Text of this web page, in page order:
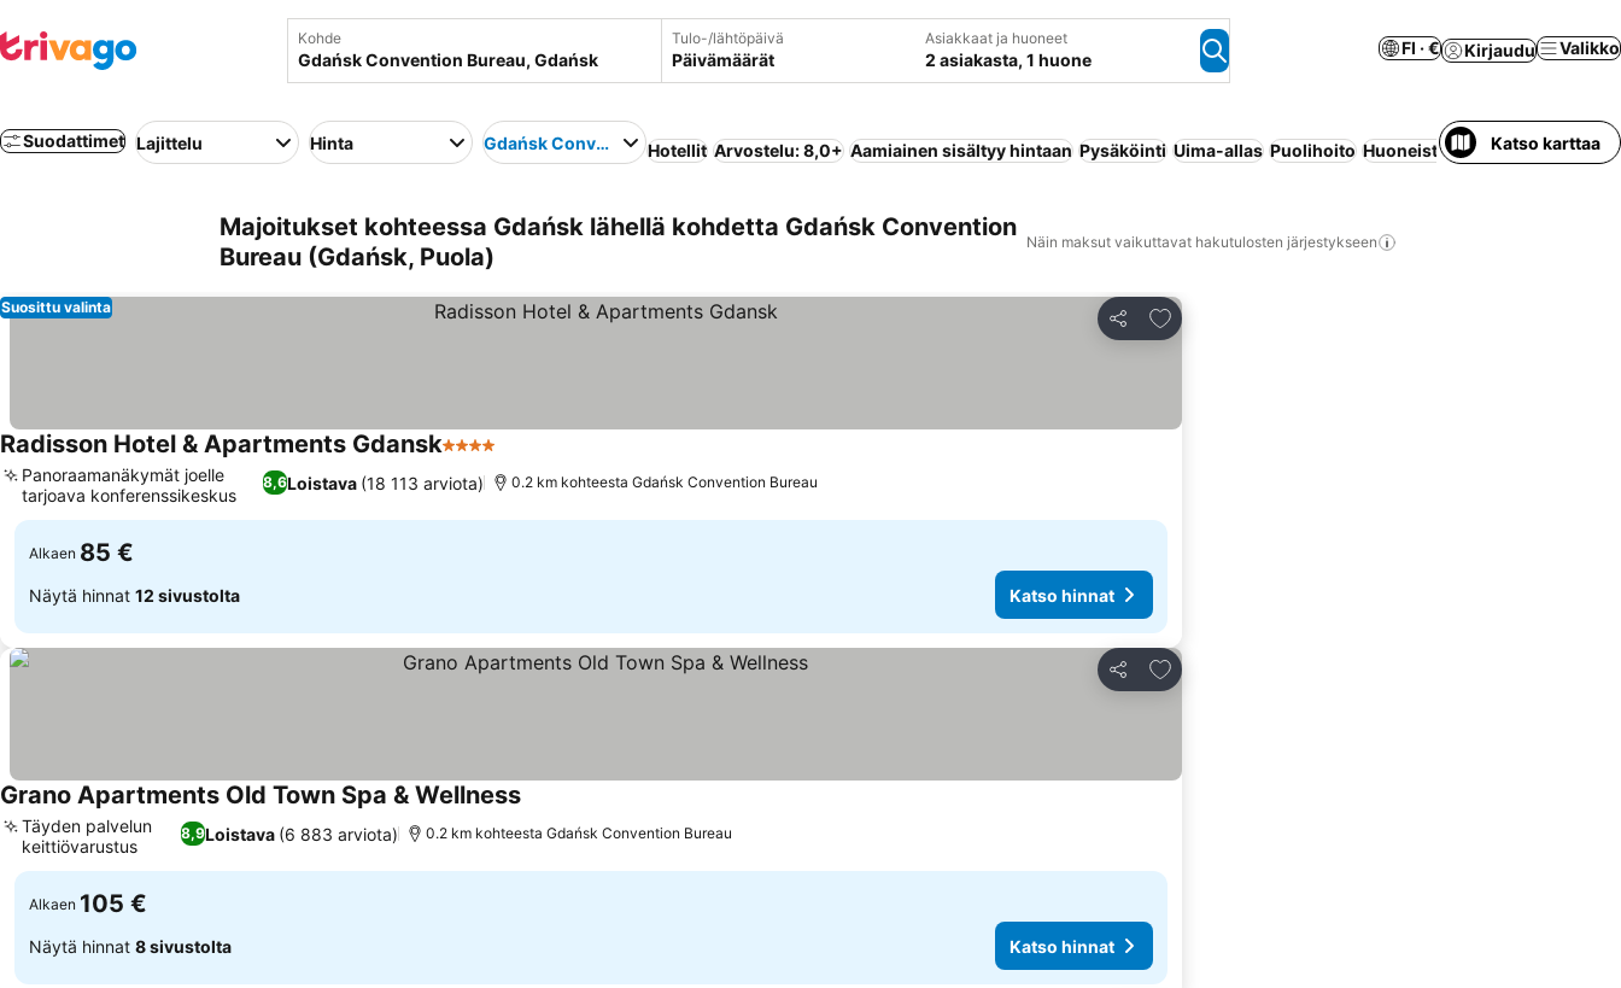
Kohde Tulo-/lähtöpäivä
Päivämäärät
Asiakkaat ja huoneet
2 asiakasta, 1 huone
FI · € Kirjaudu Valikko
Suodattimet Lajittelu Hinta Gdańsk Convention Bureau
Hotellit Arvostelu: 8,0+ Aamiainen sisältyy hintaan Pysäköinti Uima-allas Puolihoito Huoneisto palveluillaKatso karttaa
Majoitukset kohteessa Gdańsk lähellä kohdetta Gdańsk Convention
Bureau (Gdańsk, Puola)
Näin maksut vaikuttavat hakutulosten järjestykseen
Jaa
Lisää suosikkeihin
Suosittu valinta
Radisson Hotel & Apartments Gdansk4 Tähtiluokitus
8,6Loistava (18 113 arviota)
Panoraamanäkymät joelle
tarjoava konferenssikeskus
0.2 km kohteesta Gdańsk Convention Bureau
Alkaen 85 €
Näytä hinnat 12 sivustolta Katso hinnat
Jaa
Lisää suosikkeihin
Grano Apartments Old Town Spa & Wellness
8,9Loistava (6 883 arviota)
Täyden palvelun
keittiövarustus
0.2 km kohteesta Gdańsk Convention Bureau
Alkaen 105 €
Näytä hinnat 8 sivustolta Katso hinnat